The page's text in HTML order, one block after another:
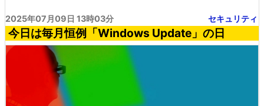
2025年07月09日 13時03分 セキュリティ
今日は毎月恒例「Windows Update」の日